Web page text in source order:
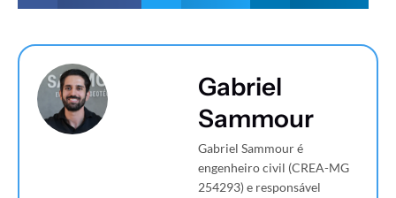
Gabriel
Sammour
Gabriel Sammour é
engenheiro civil (CREA-MG
254293) e responsável